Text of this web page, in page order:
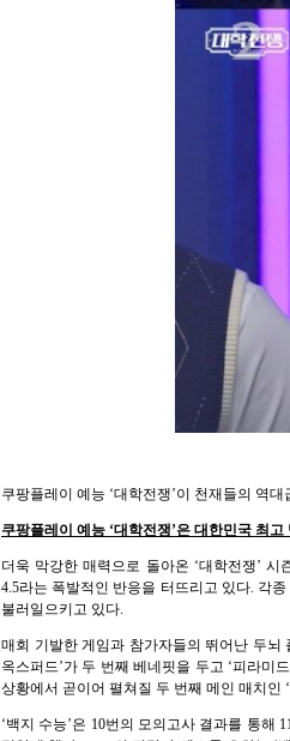
쿠팡플레이 예능 ‘대학전쟁’이 천재들의 역
쿠팡플레이 예능 ‘대학전쟁’은 대한민국 최
더욱 막강한 매력으로 돌아온 ‘대학전쟁’
4.5라는 폭발적인 반응을 터뜨리고 있다. 각
불러일으키고 있다.
매회 기발한 게임과 참가자들의 뛰어난 두뇌
옥스퍼드’가 두 번째 베네핏을 두고 ‘피라미
상황에서 곧이어 펼쳐질 두 번째 메인 매치인
‘백지 수능’은 10번의 모의고사 결과를 통